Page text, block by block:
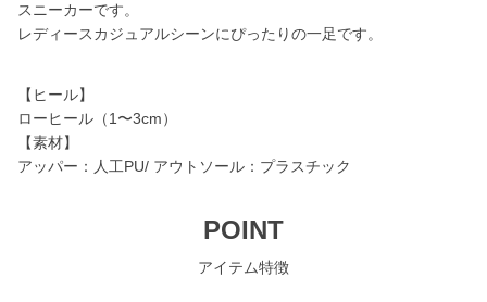
スニーカーです。
レディースカジュアルシーンにぴったりの一足です。
【ヒール】
ローヒール（1〜3cm）
【素材】
アッパー：人工PU/ アウトソール：プラスチック
POINT
アイテム特徴